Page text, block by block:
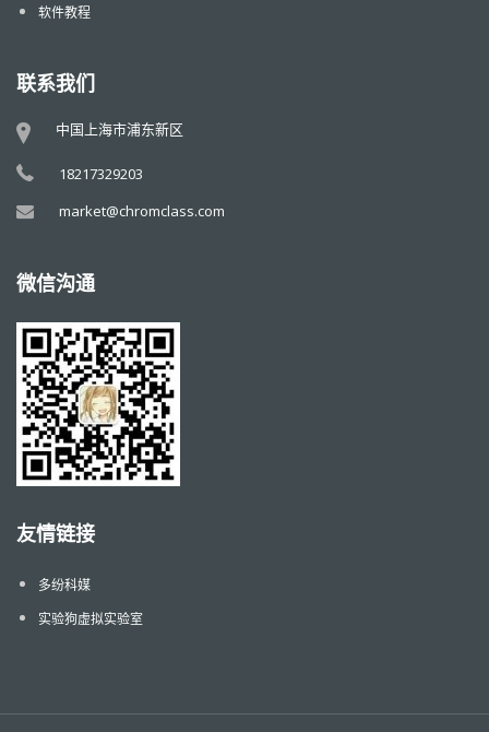
软件教程
联系我们
中国上海市浦东新区
18217329203
market@chromclass.com
微信沟通
友情链接
多纷科媒
实验狗虚拟实验室